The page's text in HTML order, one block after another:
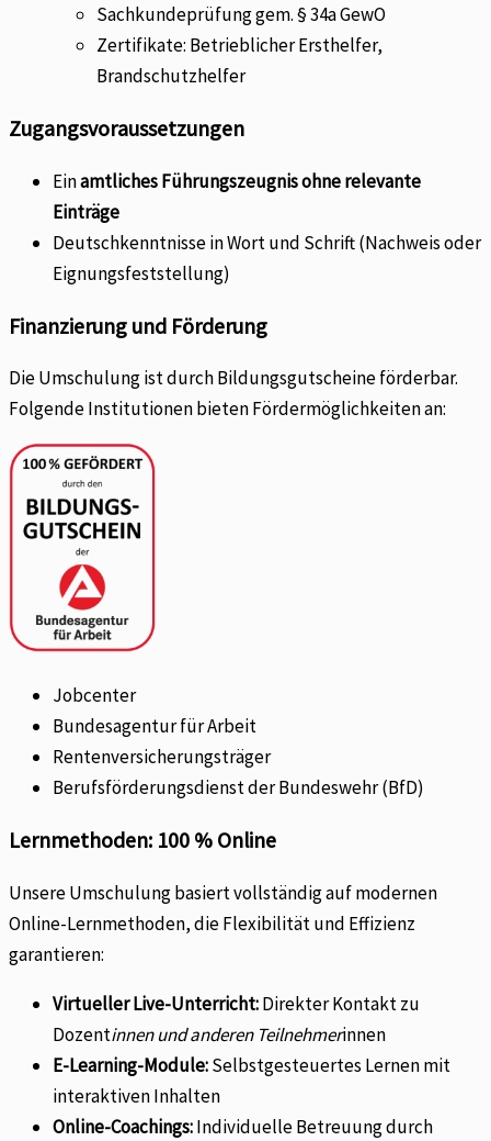
Sachkundeprüfung gem. § 34a GewO
Zertifikate: Betrieblicher Ersthelfer,
Brandschutzhelfer
Zugangsvoraussetzungen
Einamtliches Führungszeugnis ohne relevante
Einträge
Deutschkenntnisse in Wort und Schrift (Nachweis oder
Eignungsfeststellung)
Finanzierung und Förderung
Die Umschulung ist durch Bildungsgutscheine förderbar.
Folgende Institutionen bieten Fördermöglichkeiten an:
Jobcenter
Bundesagentur für Arbeit
Rentenversicherungsträger
Berufsförderungsdienst der Bundeswehr (BfD)
Lernmethoden: 100 % Online
Unsere Umschulung basiert vollständig auf modernen
Online-Lernmethoden, die Flexibilität und Effizienz
garantieren:
Virtueller Live-Unterricht:Direkter Kontakt zu
Dozentinnen und anderen Teilnehmerinnen
E-Learning-Module:Selbstgesteuertes Lernen mit
interaktiven Inhalten
Online-Coachings:Individuelle Betreuung durch